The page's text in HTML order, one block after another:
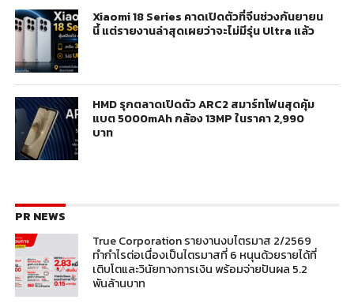
Xiaomi 18 Series คาดเปิดตัวที่จีนช่วงกันยายน
นี้ แต่รายงานล่าสุดเผยว่าจะไม่มีรุ่น Ultra แล้ว
HMD รุกตลาดเปิดตัว ARC2 สมาร์ทโฟนสุดคุ้ม
แบต 5000mAh กล้อง 13MP ในราคา 2,990
บาท
PR NEWS
True Corporation รายงานงบไตรมาส 2/2569
ทำกำไรต่อเนื่องเป็นไตรมาสที่ 6 หนุนด้วยรายได้ที่
เติบโตและวินัยทางการเงิน พร้อมจ่ายปันผล 5.2
พันล้านบาท